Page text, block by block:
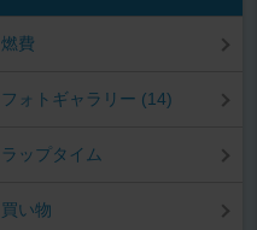
燃費
フォトギャラリー (14)
ラップタイム
買い物